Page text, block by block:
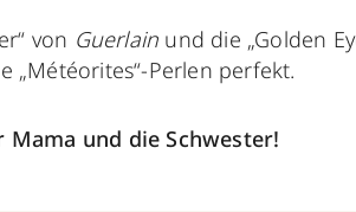
von Guerlain und die „Golden
„Météorites“-Perlen perfekt.
und die Schwester!